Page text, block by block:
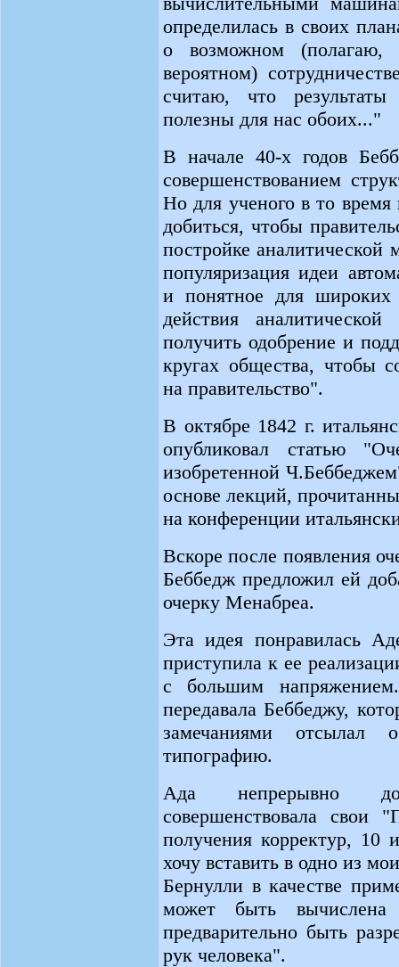
определилась в своих
о возможном (полагаю,
вероятном)
считаю, что результаты
полезны для нас обоих..."
В начале 40-х годов
совершенствованием
Но для ученого в то
добиться, чтобы
постройке
популяризация идеи
и понятное для широких
действия
получить одобрение и
кругах общества, чтобы
на правительство".
В октябре 1842 г.
опубликовал статью
изобретенной
основе лекций,
на конференции
Вскоре после появления
Беббедж предложил ей
очерку Менабреа.
Эта идея понравилась
приступила к ее
с большим
передавала Беббеджу,
замечаниями отсылал
типографию.
Ада непрерывно
совершенствовала свои
получения корректур,
хочу вставить в одно из
Бернулли в качестве
может быть
предварительно быть
рук человека".